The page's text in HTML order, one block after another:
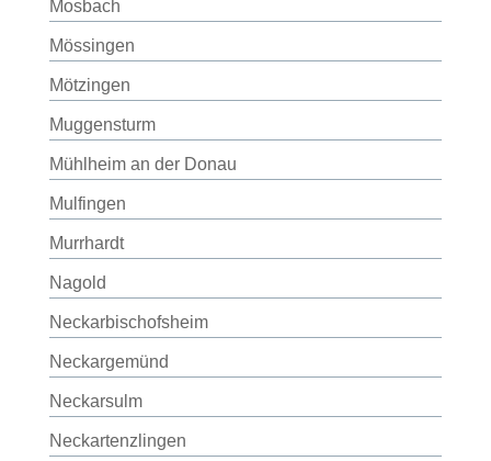
Mosbach
Mössingen
Mötzingen
Muggensturm
Mühlheim an der Donau
Mulfingen
Murrhardt
Nagold
Neckarbischofsheim
Neckargemünd
Neckarsulm
Neckartenzlingen